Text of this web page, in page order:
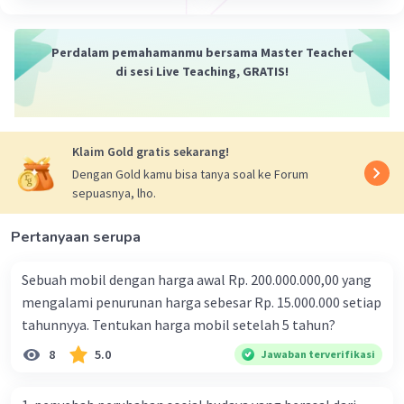
Iklan
Perdalam pemahamanmu bersama Master Teacher
di sesi Live Teaching, GRATIS!
Klaim Gold gratis sekarang!
Dengan Gold kamu bisa tanya soal ke Forum
sepuasnya, lho.
Pertanyaan serupa
Sebuah mobil dengan harga awal Rp. 200.000.000,00 yang
mengalami penurunan harga sebesar Rp. 15.000.000 setiap
tahunnyya. Tentukan harga mobil setelah 5 tahun?
8 5.0 Jawaban terverifikasi